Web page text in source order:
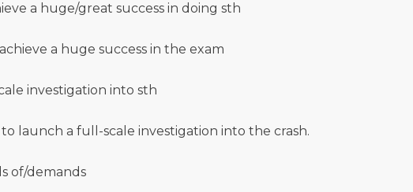
a huge/great success in doing sth
a huge success in the exam
investigation into sth
launch a full-scale investigation into the crash.
of/demands